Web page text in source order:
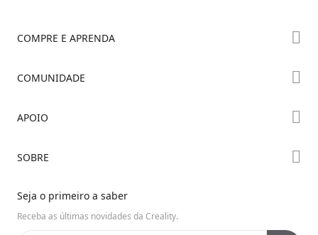
COMPRE E APRENDA
Série Ender
COMUNIDADE
Discord
APOIO
Central de Ajuda
Central de Vídeos
SOBRE
Fale Conosco
Seja o primeiro a saber
Receba as últimas novidades da Creality.